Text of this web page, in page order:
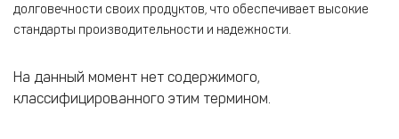
долговечности своих продуктов, что обеспечивает высокие
стандарты производительности и надежности.
На данный момент нет содержимого,
классифицированного этим термином.